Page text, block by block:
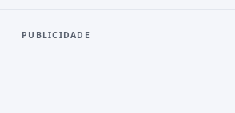
PUBLICIDADE